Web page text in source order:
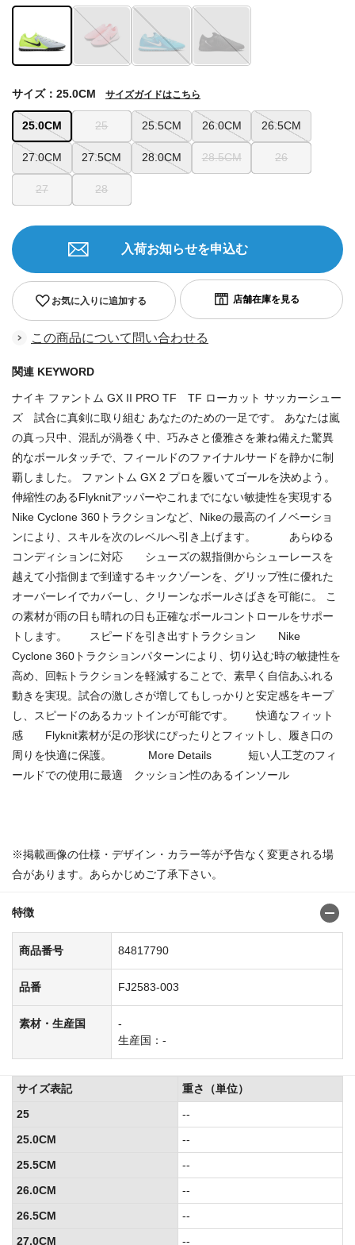
25.0CM 25 25.5CM 26.0CM 26.5CM
27.0CM 27.5CM 28.0CM 28.5CM 26
27 28
サイズ：25.0CM サイズガイドはこちら
お気に入りに追加する
入荷お知らせを申込む
この商品について問い合わせる
関連 KEYWORD
ナイキ ファントム GX II PRO TF TF ローカット サッカーシュー
ズ 試合に真剣に取り組む あなたのための一足です。 あなたは嵐
の真っ只中、混乱が渦巻く中、巧みさと優雅さを兼ね備えた驚異
的なボールタッチで、フィールドのファイナルサードを静かに制
覇しました。 ファントム GX 2 プロを履いてゴールを決めよう。
伸縮性のあるFlyknitアッパーやこれまでにない敏捷性を実現する
Nike Cyclone 360トラクションなど、Nikeの最高のイノベーショ
ンにより、スキルを次のレベルへ引き上げます。 あらゆる
コンディションに対応 シューズの親指側からシューレースを
越えて小指側まで到達するキックゾーンを、グリップ性に優れた
オーバーレイでカバーし、クリーンなボールさばきを可能に。 こ
の素材が雨の日も晴れの日も正確なボールコントロールをサポー
トします。 スピードを引き出すトラクション Nike
Cyclone 360トラクションパターンにより、切り込む時の敏捷性を
高め、回転トラクションを軽減することで、素早く自信あふれる
動きを実現。試合の激しさが増してもしっかりと安定感をキープ
し、スピードのあるカットインが可能です。 快適なフィット
感 Flyknit素材が足の形状にぴったりとフィットし、履き口の
周りを快適に保護。 More Details 短い人工芝のフィ
ールドでの使用に最適 クッション性のあるインソール
※掲載画像の仕様・デザイン・カラー等が予告なく変更される場
合があります。あらかじめご了承下さい。
特徴
商品番号 84817790
品番 FJ2583-003
素材・生産国
-
生産国：-
サイズ表記
重さ（単位）
25
--
25.0CM
--
25.5CM
--
26.0CM
--
26.5CM
--
27.0CM
--